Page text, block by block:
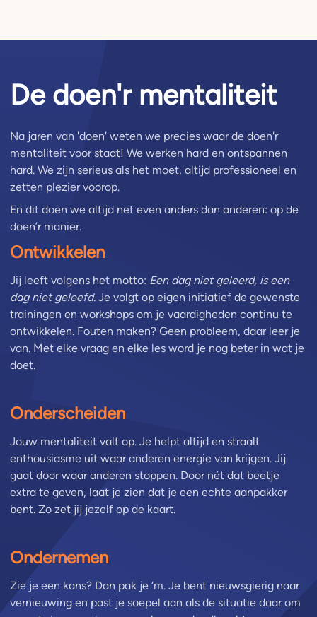
De doen'r mentaliteit
Na jaren van 'doen' weten we precies waar de doen'r
mentaliteit voor staat! We werken hard en ontspannen
hard. We zijn serieus als het moet, altijd professioneel en
zetten plezier voorop.
En dit doen we altijd net even anders dan anderen: op de
doen’r manier.
Ontwikkelen
Jij leeft volgens het motto: Een dag niet geleerd, is een
dag niet geleefd. Je volgt op eigen initiatief de gewenste
trainingen en workshops om je vaardigheden continu te
ontwikkelen. Fouten maken? Geen probleem, daar leer je
van. Met elke vraag en elke les word je nog beter in wat je
doet.
Onderscheiden
Jouw mentaliteit valt op. Je helpt altijd en straalt
enthousiasme uit waar anderen energie van krijgen. Jij
gaat door waar anderen stoppen. Door nét dat beetje
extra te geven, laat je zien dat je een echte aanpakker
bent. Zo zet jij jezelf op de kaart.
Ondernemen
Zie je een kans? Dan pak je ‘m. Je bent nieuwsgierig naar
vernieuwing en past je soepel aan als de situatie daar om